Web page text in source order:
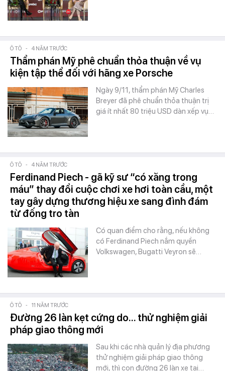
Ô TÔ - 4 NĂM TRƯỚC
Thẩm phán Mỹ phê chuẩn thỏa thuận về vụ
kiện tập thể đối với hãng xe Porsche
Ngày 9/11, thẩm phán Mỹ Charles
Breyer đã phê chuẩn thỏa thuận trị
giá ít nhất 80 triệu USD dàn xếp vụ…
Ô TÔ - 4 NĂM TRƯỚC
Ferdinand Piech - gã kỹ sư “có xăng trong
máu” thay đổi cuộc chơi xe hơi toàn cầu, một
tay gây dựng thương hiệu xe sang đình đám
từ đống tro tàn
Có quan điểm cho rằng, nếu không
có Ferdinand Piech nắm quyền
Volkswagen, Bugatti Veyron sẽ…
Ô TÔ - 11 NĂM TRƯỚC
Đường 26 làn kẹt cứng do... thử nghiệm giải
pháp giao thông mới
Sau khi các nhà quản lý địa phương
thử nghiệm giải pháp giao thông
mới, thì con đường 26 làn xe tại…